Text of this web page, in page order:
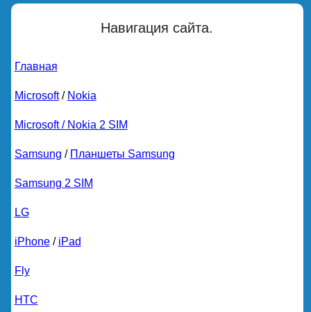
Навигация сайта.
Главная
Microsoft/ Nokia
Microsoft / Nokia 2 SIM
Samsung / Планшеты Samsung
Samsung 2 SIM
LG
iPhone/ iPad
Fly
HTC